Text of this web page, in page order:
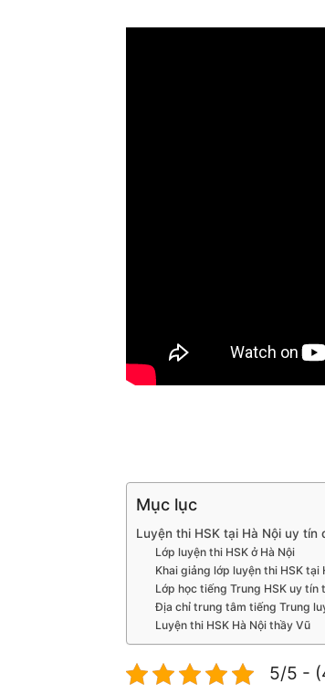
Mục lục
Luyện thi HSK tại Hà Nội uy tín
Lớp luyện thi HSK ở Hà Nội
Khai giảng lớp luyện thi HSK tại
Lớp học tiếng Trung HSK uy tín
Địa chỉ trung tâm tiếng Trung
Luyện thi HSK Hà Nội thầy Vũ
5/5 -